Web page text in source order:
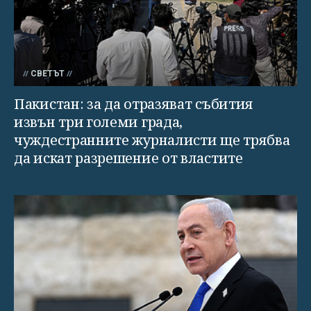
СВЕТЪТ
Пакистан: за да отразяват събития
извън три големи града,
чуждестранните журналисти ще трябва
да искат разрешение от властите